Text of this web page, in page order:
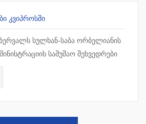
ᲙᲕᲘᲞᲠᲝᲡᲨᲘ
სულხან-საბა ორბელიანის
სამუშაო შეხვედრები
ლარნაკაში. სამუშაო შეხვედრის